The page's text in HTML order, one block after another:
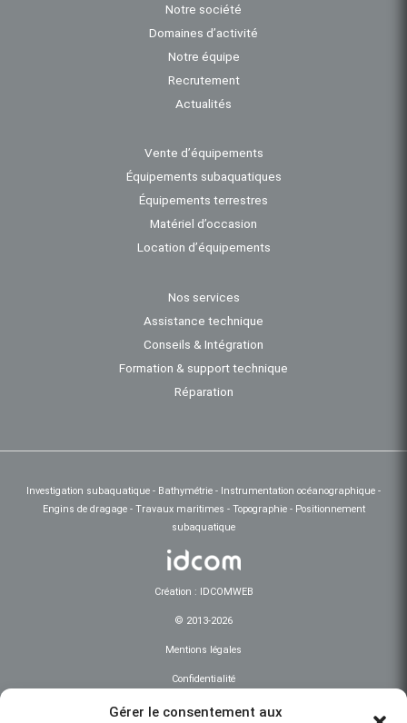
Gérer le consentement aux
Notre société
Domaines d’activité
Notre équipe
Recrutement
Actualités
Vente d’équipements
Équipements subaquatiques
Équipements terrestres
Matériel d’occasion
Location d’équipements
Nos services
Assistance technique
Conseils & Intégration
Formation & support technique
Réparation
Investigation subaquatique - Bathymétrie - Instrumentation océanographique -
Engins de dragage - Travaux maritimes - Topographie - Positionnement
subaquatique
Création : IDCOMWEB
© 2013-2026
Mentions légales
Confidentialité